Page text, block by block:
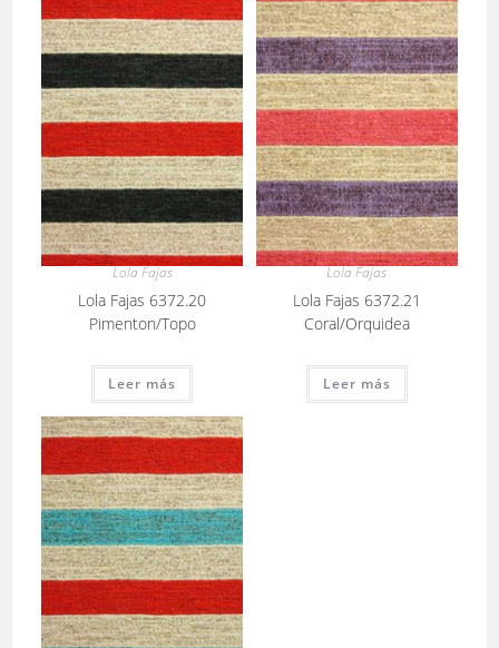
Lola Fajas
Lola Fajas 6372.20
Pimenton/Topo
Leer más
Lola Fajas
Lola Fajas 6372.21
Coral/Orquidea
Leer más